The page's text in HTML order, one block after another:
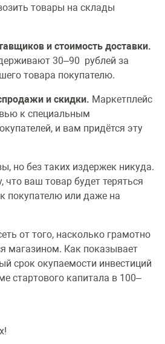
товары на склады
и стоимость доставки.
30–90 рублей за
товара покупателю.
и скидки. Маркетплейс
к специальным
и вам придётся эту
но без таких издержек никуда.
что ваш товар будет теряться
покупателю или даже на
от того, насколько грамотно
магазином. Как показывает
срок окупаемости инвестиций
стартового капитала в 100–